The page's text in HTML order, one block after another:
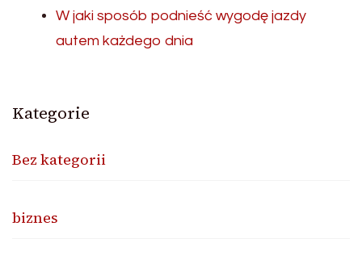
W jaki sposób podnieść wygodę jazdy
autem każdego dnia
Kategorie
Bez kategorii
biznes